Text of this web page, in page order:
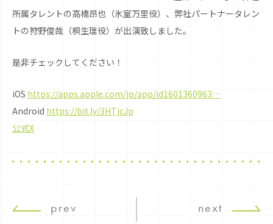
所属タレントの高橋昂也（氷室万里役）、弊社パートナータレン
トの狩野俊哉（桐生理役）が出演致しました。
是非チェックしてください！
iOS https://apps.apple.com/jp/app/id1601360963…
Android https://bit.ly/3HTjcJp
公式X
prev next